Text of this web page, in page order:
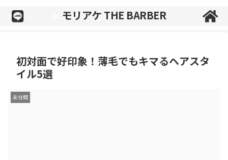
ホーム 未分類
初対面で好印象！薄毛でもキマるヘアスタ
イル5選
未分類
モリアケ THE BARBER